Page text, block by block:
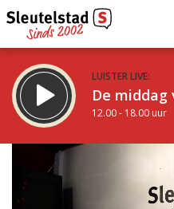
LUISTER LIVE:
De middag
12.00 - 18.00 uur
De avond van
18.00 - 19.00 uur
Vorig uur
uur